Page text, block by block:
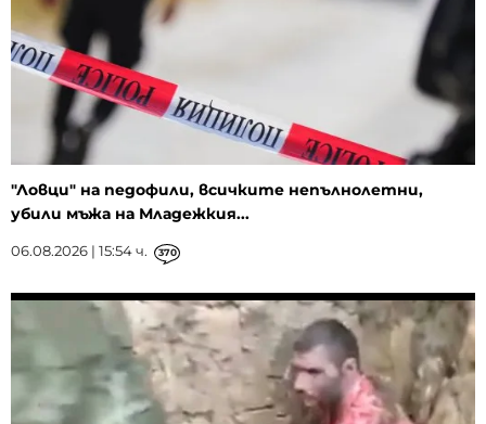
"Ловци" на педофили, всичките непълнолетни,
убили мъжа на Младежкия...
06.08.2026 | 15:54 ч. 370